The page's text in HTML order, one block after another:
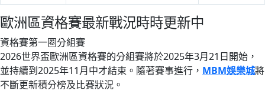
歐洲區資格賽最新戰況時時更新中
資格賽第一圈分組賽
2026世界盃歐洲區資格賽的分組賽將於2025年3月21日開始，
並持續到2025年11月中才結束。隨著賽事進行， MBM娛樂城將
不斷更新積分榜及比賽狀況。